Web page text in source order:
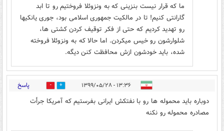
ما که قرار نیست بنزینی که به ونزوئلا فروختیم رو تا ابد
گارانتی کنیم! تا در مالکیت جمهوری اسلامی بود، جوری یانکیها
رو تهدید کردیم که حتی از فکر توقیف کردن کشتی ها،
شلوارشون رو خیس میکردن. اما حالا که به ونزوئلا فروخته
شده، باید خودشون ازش محافظت کنن دیگه.
۱۳:۳۶ - ۱۳۹۹/۰۵/۲۸ 53 پاسخ
دوباره باید محموله ها رو با نفتکش ایرانی بفرستیم که آمریکا جرأت
مصادره محموله رو نکنه